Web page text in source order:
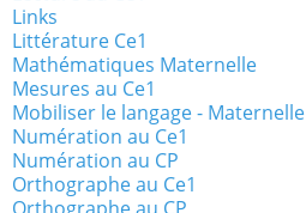
Links
Littérature Ce1
Mathématiques Maternelle
Mesures au Ce1
Mobiliser le langage - Maternelle
Numération au Ce1
Numération au CP
Orthographe au Ce1